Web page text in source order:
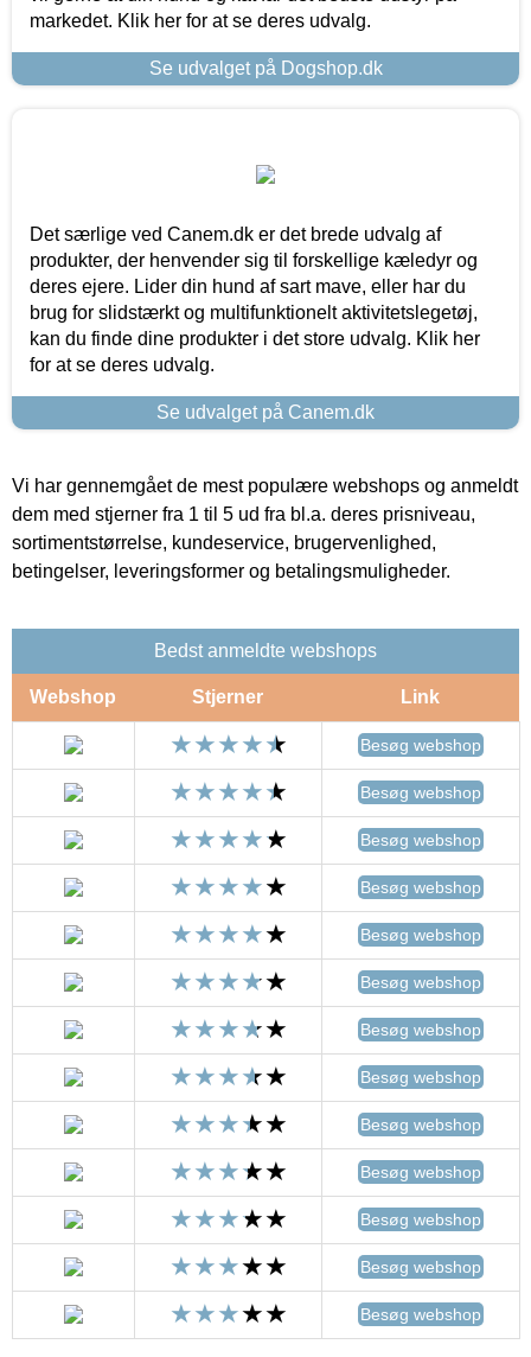
markedet. Klik her for at se deres udvalg.
Se udvalget på Dogshop.dk
Det særlige ved Canem.dk er det brede udvalg af
produkter, der henvender sig til forskellige kæledyr og
deres ejere. Lider din hund af sart mave, eller har du
brug for slidstærkt og multifunktionelt aktivitetslegetøj,
kan du finde dine produkter i det store udvalg. Klik her
for at se deres udvalg.
Se udvalget på Canem.dk
Vi har gennemgået de mest populære webshops og anmeldt
dem med stjerner fra 1 til 5 ud fra bl.a. deres prisniveau,
sortimentstørrelse, kundeservice, brugervenlighed,
betingelser, leveringsformer og betalingsmuligheder.
Bedst anmeldte webshops
Webshop Stjerner Link
Besøg webshop
Besøg webshop
Besøg webshop
Besøg webshop
Besøg webshop
Besøg webshop
Besøg webshop
Besøg webshop
Besøg webshop
Besøg webshop
Besøg webshop
Besøg webshop
Besøg webshop